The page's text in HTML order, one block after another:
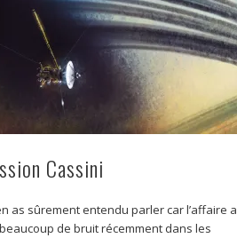
Cassini
as sûrement entendu parler car l’affaire a
de bruit récemment dans les